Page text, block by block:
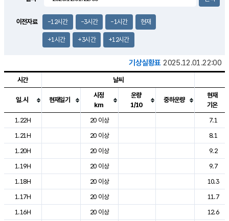
이전자료 -12시간 -3시간 -1시간 현재
+1시간 +3시간 +12시간
기상실황표 2025.12.01.22:00
도시별 기상실황표로 지점, 날씨, 기온, 강수, 바람, 기압등을 안내한 표입
시간 날씨
일.시 현재일기
시정
km
운량
1/10
중하운량
현재
기온
1.22H
20 이상
7.1
1.21H
20 이상
8.1
1.20H
20 이상
9.2
1.19H
20 이상
9.7
1.18H
20 이상
10.3
1.17H
20 이상
11.7
1.16H
20 이상
12.6